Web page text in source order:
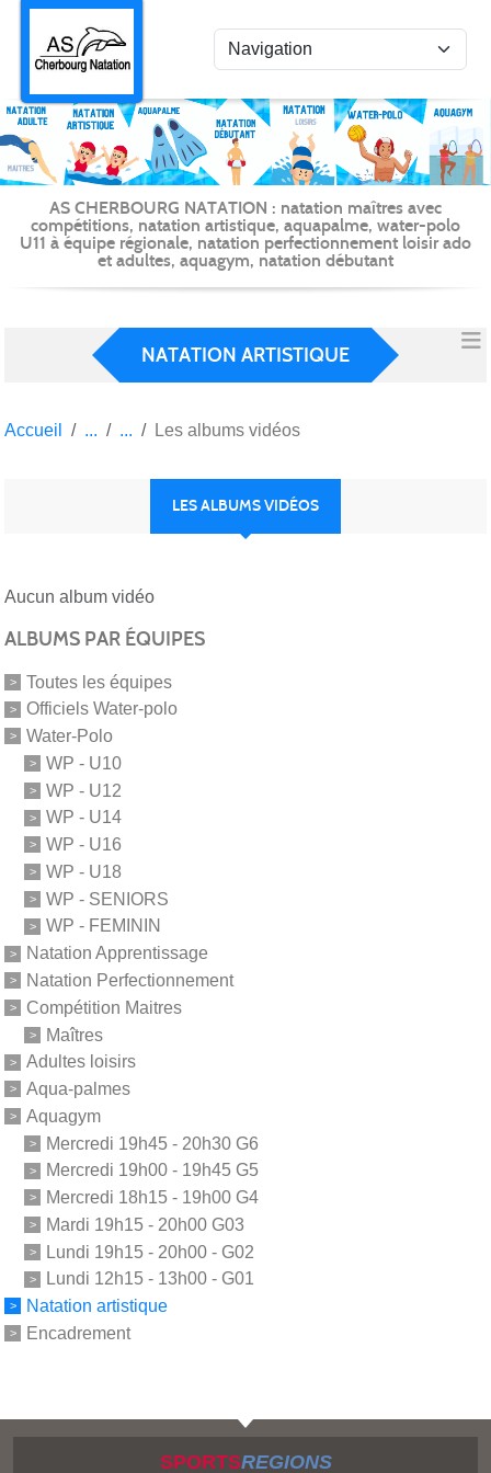
AS CHERBOURG NATATION : natation maîtres avec
compétitions, natation artistique, aquapalme, water-polo
U11 à équipe régionale, natation perfectionnement loisir ado
et adultes, aquagym, natation débutant
NATATION ARTISTIQUE
Accueil Les albums vidéos
LES ALBUMS VIDÉOS
Aucun album vidéo
ALBUMS PAR ÉQUIPES
Toutes les équipes
Officiels Water-polo
Water-Polo
WP - U10
WP - U12
WP - U14
WP - U16
WP - U18
WP - SENIORS
WP - FEMININ
Natation Apprentissage
Natation Perfectionnement
Compétition Maitres
Maîtres
Adultes loisirs
Aqua-palmes
Aquagym
Mercredi 19h45 - 20h30 G6
Mercredi 19h00 - 19h45 G5
Mercredi 18h15 - 19h00 G4
Mardi 19h15 - 20h00 G03
Lundi 19h15 - 20h00 - G02
Lundi 12h15 - 13h00 - G01
Natation artistique
Encadrement
SPORTSREGIONS
Panneau de gestion des cookies